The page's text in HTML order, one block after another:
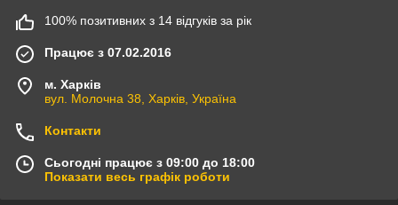
100% позитивних з 14 відгуків за рік
Працює з 07.02.2016
м. Харків
вул. Молочна 38, Харків, Україна
Контакти
Сьогодні працює з 09:00 до 18:00
Показати весь графік роботи